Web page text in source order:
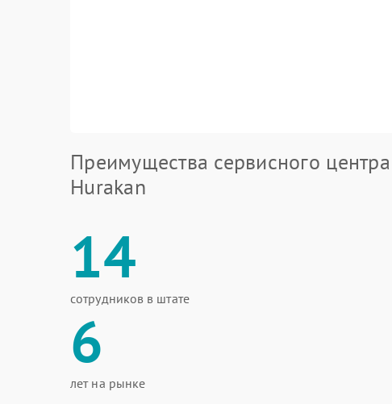
Преимущества сервисного центра
Hurakan
14
сотрудников в штате
6
лет на рынке